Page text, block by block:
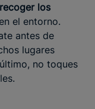
recoger los
en el entorno.
antes de
lugares
no toques